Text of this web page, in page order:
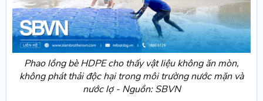
Phao lồng bè HDPE cho thấy vật liệu không ăn mòn,
không phát thải độc hại trong môi trường nước mặn và
nước lợ - Nguồn: SBVN